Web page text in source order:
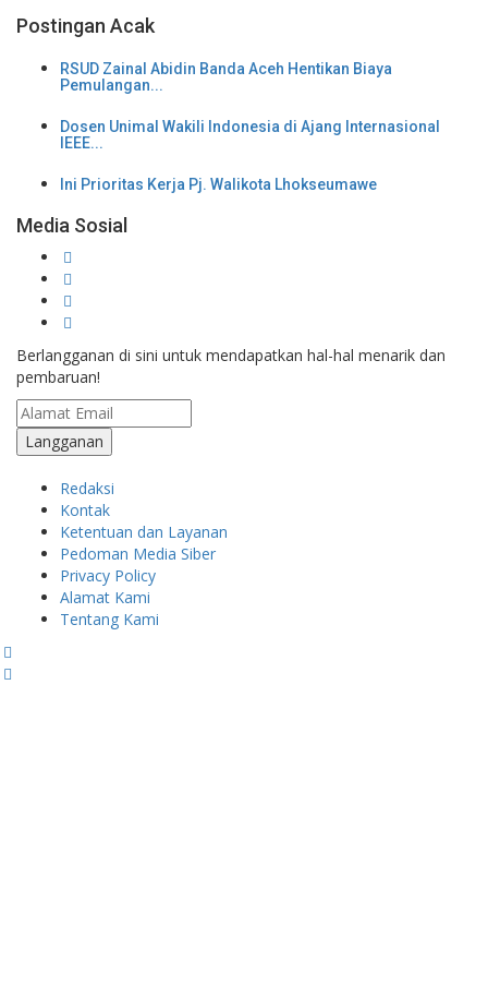
Postingan Acak
RSUD Zainal Abidin Banda Aceh Hentikan Biaya
Pemulangan...
Dosen Unimal Wakili Indonesia di Ajang Internasional
IEEE...
Ini Prioritas Kerja Pj. Walikota Lhokseumawe
Media Sosial
Berlangganan di sini untuk mendapatkan hal-hal menarik dan
pembaruan!
Redaksi
Kontak
Ketentuan dan Layanan
Pedoman Media Siber
Privacy Policy
Alamat Kami
Tentang Kami